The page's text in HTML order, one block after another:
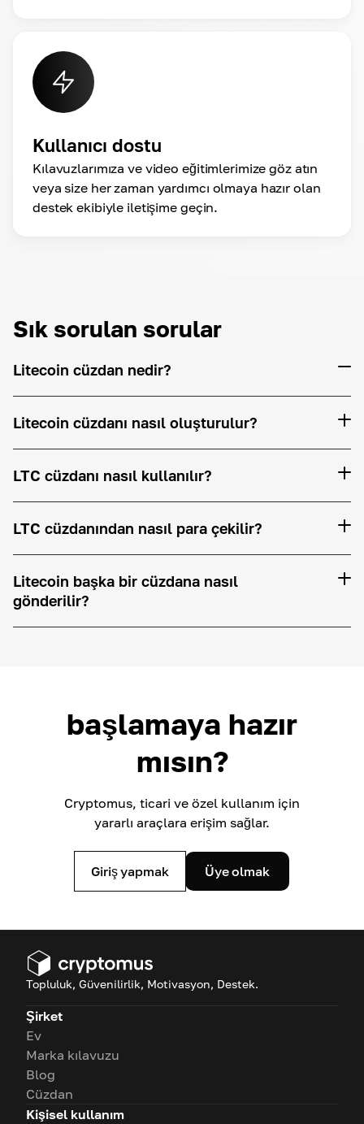
Kullanıcı dostu
Kılavuzlarımıza ve video eğitimlerimize göz atın
veya size her zaman yardımcı olmaya hazır olan
destek ekibiyle iletişime geçin.
Sık sorulan sorular
Litecoin cüzdan nedir?
Litecoin cüzdanı nasıl oluşturulur?
LTC cüzdanı nasıl kullanılır?
LTC cüzdanından nasıl para çekilir?
Litecoin başka bir cüzdana nasıl
gönderilir?
başlamaya hazır
mısın?
Cryptomus, ticari ve özel kullanım için
yararlı araçlara erişim sağlar.
Giriş yapmak Üye olmak
Topluluk, Güvenilirlik, Motivasyon, Destek.
Şirket
Ev
Marka kılavuzu
Blog
Cüzdan
Kişisel kullanım